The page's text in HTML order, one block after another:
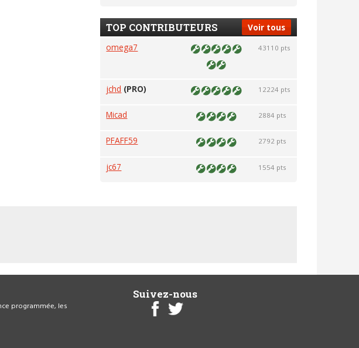
Voir tous
TOP CONTRIBUTEURS
omega7 43110 pts
jchd (PRO) 12224 pts
Micad 2884 pts
PFAFF59 2792 pts
jc67 1554 pts
programmée, les
Suivez-nous